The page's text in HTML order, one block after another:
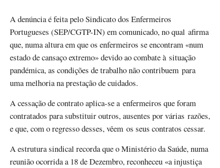
A denúncia é feita pelo Sindicato dos Enfermeiros
Portugueses (SEP/CGTP-IN) em comunicado, no qual afirma
que, numa altura em que os enfermeiros se encontram «num
estado de cansaço extremo» devido ao combate à situação
pandémica, as condições de trabalho não contribuem para
uma melhoria na prestação de cuidados.
A cessação de contrato aplica-se a enfermeiros que foram
contratados para substituir outros, ausentes por várias razões,
e que, com o regresso desses, vêem os seus contratos cessar.
A estrutura sindical recorda que o Ministério da Saúde, numa
reunião ocorrida a 18 de Dezembro, reconheceu «a injustiça